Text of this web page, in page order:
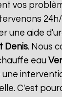
vos
une aide
Denis. Nous
eau
une
C'est